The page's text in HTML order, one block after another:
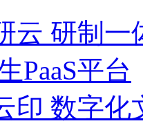
云 研制
PaaS平台
印 数字化